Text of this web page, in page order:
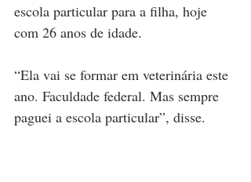
escola particular para a filha, hoje
com 26 anos de idade.
“Ela vai se formar em veterinária este
ano. Faculdade federal. Mas sempre
paguei a escola particular”, disse.